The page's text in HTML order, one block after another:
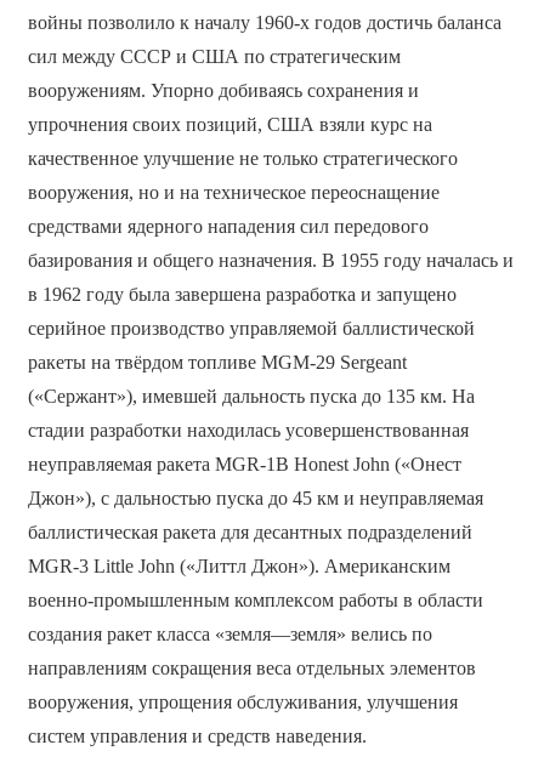
войны позволило к началу 1960-х годов достичь баланса
сил между СССР и США по стратегическим
вооружениям. Упорно добиваясь сохранения и
упрочнения своих позиций, США взяли курс на
качественное улучшение не только стратегического
вооружения, но и на техническое переоснащение
средствами ядерного нападения сил передового
базирования и общего назначения. В 1955 году началась и
в 1962 году была завершена разработка и запущено
серийное производство управляемой баллистической
ракеты на твёрдом топливе MGM-29 Sergeant
(«Сержант»), имевшей дальность пуска до 135 км. На
стадии разработки находилась усовершенствованная
неуправляемая ракета MGR-1B Honest John («Онест
Джон»), с дальностью пуска до 45 км и неуправляемая
баллистическая ракета для десантных подразделений
MGR-3 Little John («Литтл Джон»). Американским
военно-промышленным комплексом работы в области
создания ракет класса «земля—земля» велись по
направлениям сокращения веса отдельных элементов
вооружения, упрощения обслуживания, улучшения
систем управления и средств наведения.